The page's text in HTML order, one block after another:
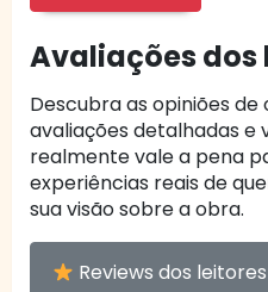
Avaliações dos
Descubra as opiniões
avaliações detalhadas e
realmente vale a pena
experiências reais de
sua visão sobre a obra.
Reviews dos leitores